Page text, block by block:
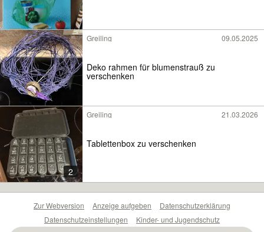
Greiling 09.05.2025
Deko rahmen für blumenstrauß zu
verschenken
2
Greiling 21.03.2026
Tablettenbox zu verschenken
Zur Webversion Anzeige aufgeben
Datenschutzerklärung
Datenschutzeinstellungen
Kinder- und Jugendschutz